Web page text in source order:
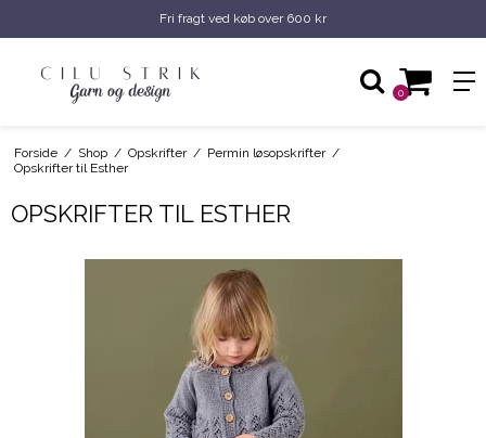
Fri fragt ved køb over 600 kr
0
Forside / Shop / Opskrifter / Permin løsopskrifter /
Opskrifter til Esther
OPSKRIFTER TIL ESTHER